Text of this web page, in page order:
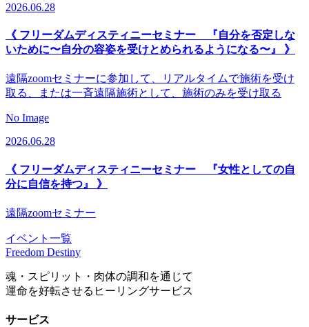
2026.06.28
《 フリーダムディスティニーセミナー 『自分を否定しな
いために〜自分の容姿を受けとめられるようになる〜』 》
遠隔zoomセミナーに参加して、リアルタイムで施術を受け
取る、または一斉遠隔施術として、施術のみを受け取る
No Image
2026.06.28
《 フリーダムディスティニーセミナー 『女性としての自
分に自信を持つ』 》
遠隔zoomセミナー
イベント一覧
Freedom Destiny
魂・スピリット・肉体の調和を通じて
運命を好転させるヒーリングサービス
サービス